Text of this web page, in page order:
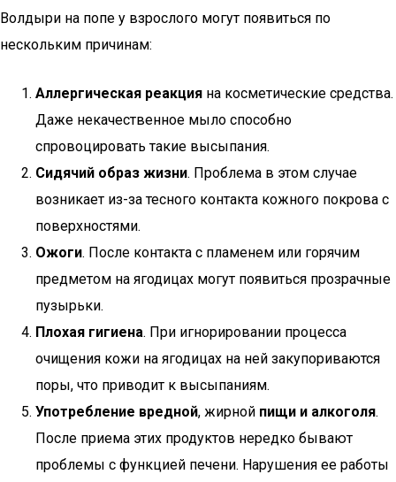
Волдыри на попе у взрослого могут появиться по
нескольким причинам:
Аллергическая реакция на косметические средства.
Даже некачественное мыло способно
спровоцировать такие высыпания.
Сидячий образ жизни. Проблема в этом случае
возникает из-за тесного контакта кожного покрова с
поверхностями.
Ожоги. После контакта с пламенем или горячим
предметом на ягодицах могут появиться прозрачные
пузырьки.
Плохая гигиена. При игнорировании процесса
очищения кожи на ягодицах на ней закупориваются
поры, что приводит к высыпаниям.
Употребление вредной, жирной пищи и алкоголя.
После приема этих продуктов нередко бывают
проблемы с функцией печени. Нарушения ее работы